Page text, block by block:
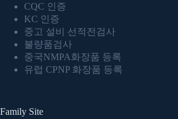
CQC 인증
KC 인증
중고 설비 선적전검사
불량품검사
중국NMPA화장품 등록
유럽 CPNP 화장품 등록
Family Site